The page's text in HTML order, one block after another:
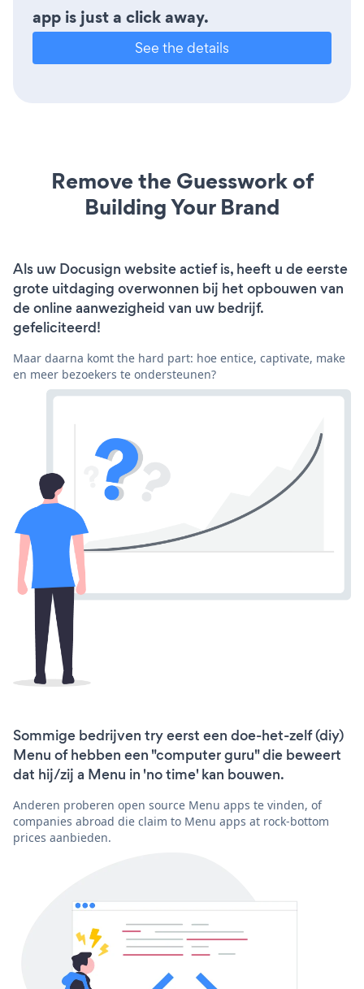
app is just a click away.
See the details
Remove the Guesswork of
Building Your Brand
Als uw Docusign website actief is, heeft u de eerste
grote uitdaging overwonnen bij het opbouwen van
de online aanwezigheid van uw bedrijf.
gefeliciteerd!
Maar daarna komt the hard part: hoe entice, captivate, make
en meer bezoekers te ondersteunen?
Sommige bedrijven try eerst een doe-het-zelf (diy)
Menu of hebben een "computer guru" die beweert
dat hij/zij a Menu in 'no time' kan bouwen.
Anderen proberen open source Menu apps te vinden, of
companies abroad die claim to Menu apps at rock-bottom
prices aanbieden.